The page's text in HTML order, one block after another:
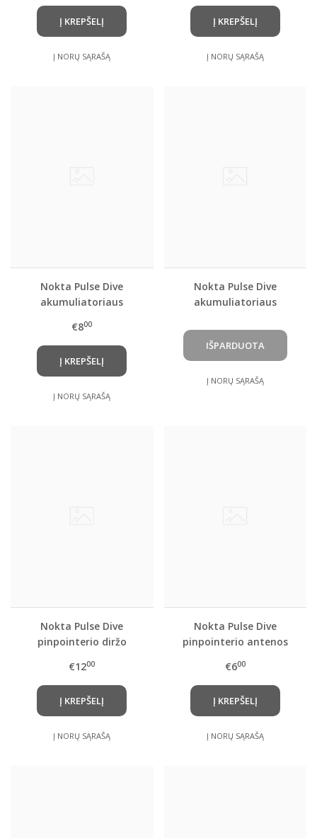
Į KREPŠELĮ
Į NORŲ SĄRAŠĄ
Į KREPŠELĮ
Į NORŲ SĄRAŠĄ
Nokta Pulse Dive
akumuliatoriaus
€800
Į KREPŠELĮ
Į NORŲ SĄRAŠĄ
Nokta Pulse Dive
akumuliatoriaus
Į NORŲ SĄRAŠĄ
Nokta Pulse Dive
pinpointerio diržo
€1200
Į KREPŠELĮ
Į NORŲ SĄRAŠĄ
Nokta Pulse Dive
pinpointerio antenos
gaubtelis
€600
Į KREPŠELĮ
Į NORŲ SĄRAŠĄ